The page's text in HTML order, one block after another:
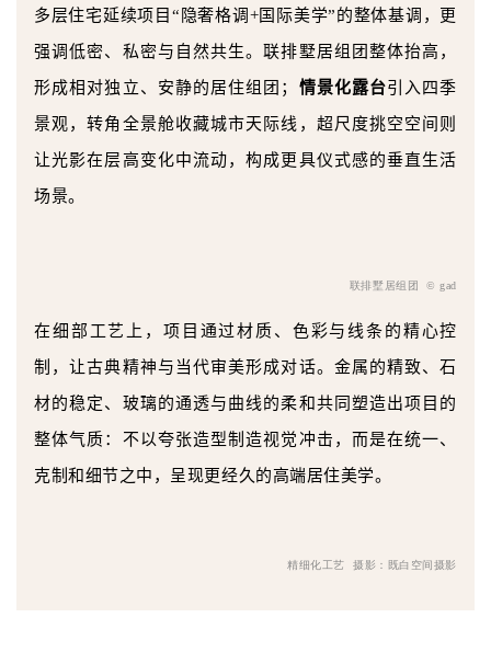
多层住宅延续项目“隐奢格调+国际美学”的整体基调，更
强调低密、私密与自然共生。联排墅居组团整体抬高，
形成相对独立、安静的居住组团； 情景化露台引入四季
景观，转角全景舱收藏城市天际线，超尺度挑空空间则
让光影在层高变化中流动，构成更具仪式感的垂直生活
场景。
联排墅居组团© gad
在细部工艺上，项目通过材质、色彩与线条的精心控
制，让古典精神与当代审美形成对话。金属的精致、石
材的稳定、玻璃的通透与曲线的柔和共同塑造出项目的
整体气质：不以夸张造型制造视觉冲击，而是在统一、
克制和细节之中，呈现更经久的高端居住美学。
精细化工艺摄影：既白空间摄影